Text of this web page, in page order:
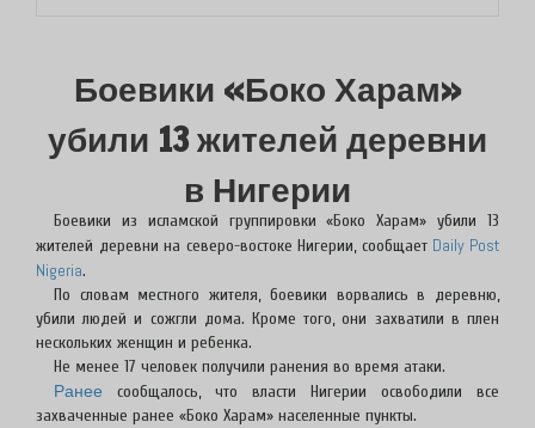
Боевики «Боко Харам»
убили 13 жителей деревни
в Нигерии
Боевики из исламской группировки «Боко Харам» убили 13
жителей деревни на северо-востоке Нигерии, сообщает Daily Post
Nigeria.
По словам местного жителя, боевики ворвались в деревню,
убили людей и сожгли дома. Кроме того, они захватили в плен
нескольких женщин и ребенка.
Не менее 17 человек получили ранения во время атаки.
Ранее сообщалось, что власти Нигерии освободили все
захваченные ранее «Боко Харам» населенные пункты.